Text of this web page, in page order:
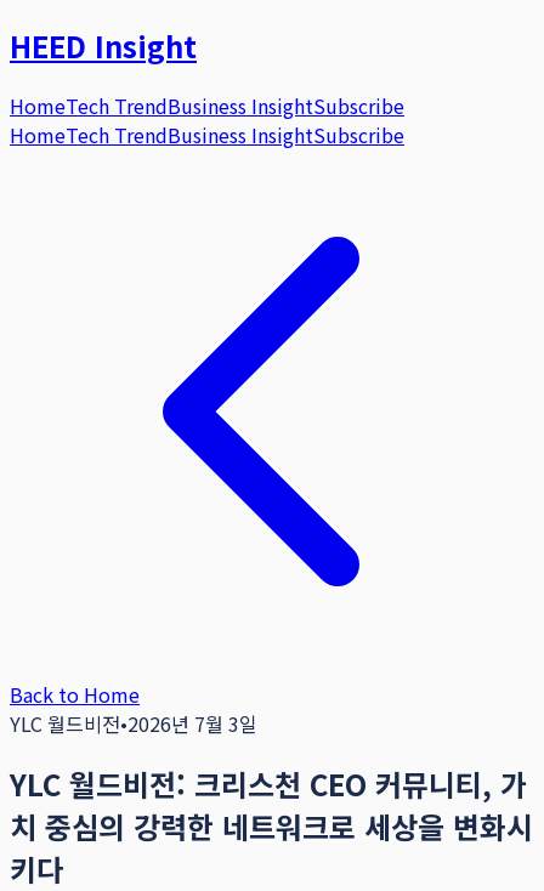
HEED Insight
HomeTech TrendBusiness InsightSubscribe
HomeTech TrendBusiness InsightSubscribe
Back to Home
YLC 월드비전•2026년 7월 3일
YLC 월드비전: 크리스천 CEO 커뮤니티, 가
치 중심의 강력한 네트워크로 세상을 변화시
키다